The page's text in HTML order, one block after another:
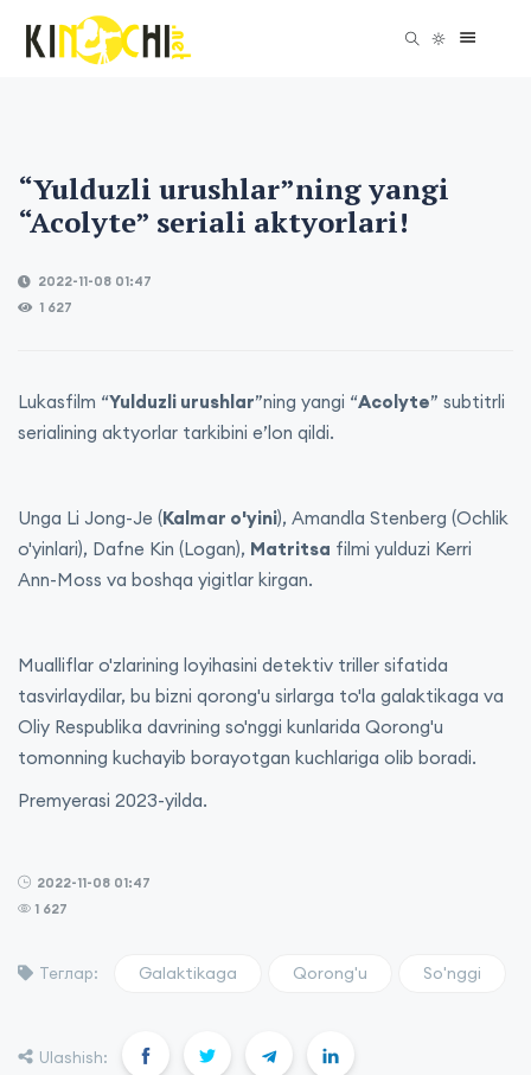
“Yulduzli urushlar”ning yangi
“Acolyte” seriali aktyorlari!
2022-11-08 01:47
1 627
Lukasfilm “Yulduzli urushlar”ning yangi “Acolyte” subtitrli
serialining aktyorlar tarkibini e’lon qildi.
Unga Li Jong-Je (Kalmar o'yini), Amandla Stenberg (Ochlik
o'yinlari), Dafne Kin (Logan), Matritsa filmi yulduzi Kerri
Ann-Moss va boshqa yigitlar kirgan.
Mualliflar o'zlarining loyihasini detektiv triller sifatida
tasvirlaydilar, bu bizni qorong'u sirlarga to'la galaktikaga va
Oliy Respublika davrining so'nggi kunlarida Qorong'u
tomonning kuchayib borayotgan kuchlariga olib boradi.
Premyerasi 2023-yilda.
2022-11-08 01:47
1 627
Теглар: Galaktikaga Qorong'u So'nggi
Ulashish: